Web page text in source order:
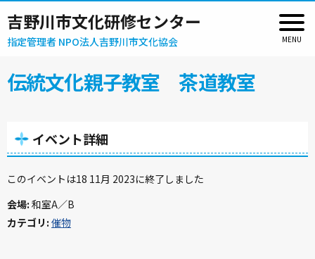
吉野川市文化研修センター
指定管理者 NPO法人吉野川市文化協会
伝統文化親子教室 茶道教室
イベント詳細
このイベントは18 11月 2023に終了しました
会場: 和室A／B
カテゴリ: 催物